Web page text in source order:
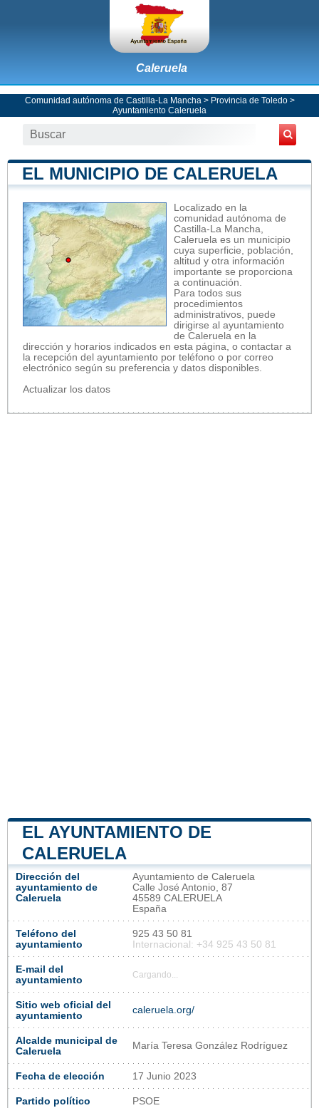
Caleruela
Comunidad autónoma de Castilla-La Mancha > Provincia de Toledo>
Ayuntamiento Caleruela
EL MUNICIPIO DE CALERUELA
Localizado en la
comunidad autónoma de
Castilla-La Mancha,
Caleruela es un municipio
cuya superficie, población,
altitud y otra información
importante se proporciona
a continuación.
Para todos sus
procedimientos
administrativos, puede
dirigirse al ayuntamiento
de Caleruela en la
dirección y horarios indicados en esta página, o contactar a
la recepción del ayuntamiento por teléfono o por correo
electrónico según su preferencia y datos disponibles.
Actualizar los datos
EL AYUNTAMIENTO DE
CALERUELA
Dirección del
ayuntamiento de
Caleruela
Ayuntamiento de Caleruela
Calle José Antonio, 87
45589 CALERUELA
España
Teléfono del
ayuntamiento
925 43 50 81
Internacional: +34 925 43 50 81
E-mail del
ayuntamiento
Cargando...
Sitio web oficial del
ayuntamiento
caleruela.org/
Alcalde municipal de
Caleruela
María Teresa González Rodríguez
Fecha de elección 17 Junio 2023
Partido político PSOE